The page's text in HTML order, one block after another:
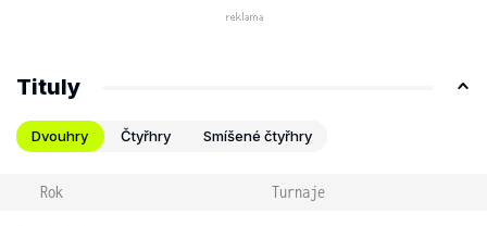
Tituly
Dvouhry Čtyřhry Smíšené čtyřhry
Rok Turnaje